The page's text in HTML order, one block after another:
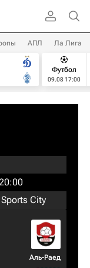
АПЛ Ла Лига
Футбол
09.08 17:00
City
Аль-Раед